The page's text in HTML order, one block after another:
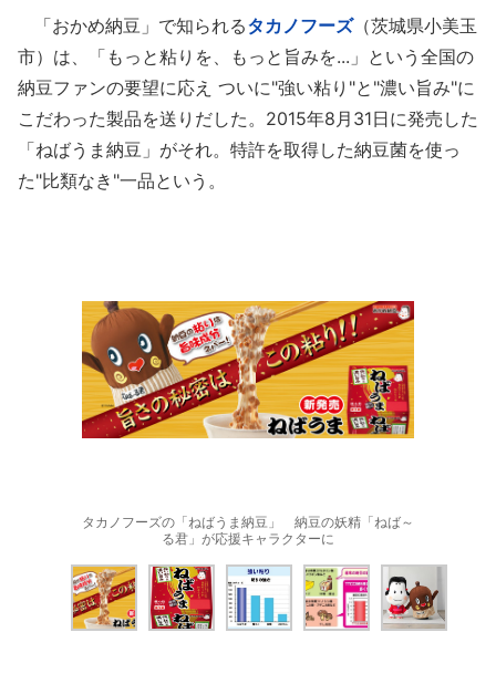
「おかめ納豆」で知られるタカノフーズ（茨城県小美玉
市）は、「もっと粘りを、もっと旨みを...」という全国の
納豆ファンの要望に応え ついに"強い粘り"と"濃い旨み"に
こだわった製品を送りだした。2015年8月31日に発売した
「ねばうま納豆」がそれ。特許を取得した納豆菌を使っ
た"比類なき"一品という。
タカノフーズの「ねばうま納豆」 納豆の妖精「ねば～
る君」が応援キャラクターに